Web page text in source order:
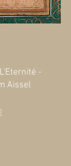
-
Aissel
Prix